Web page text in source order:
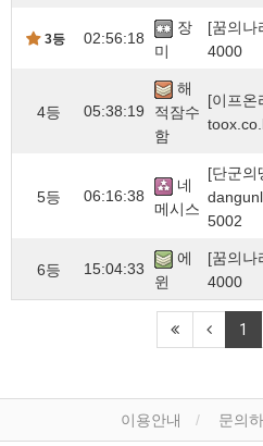
3등 02:56:18
장
미
[꿈의나
4000
4등 05:38:19
해
적잠수
함
[이프온
5등 06:16:38
네
메시스
[단군의
5002
6등 15:04:33
에
윈
[꿈의나
4000
1
이용안내 문의